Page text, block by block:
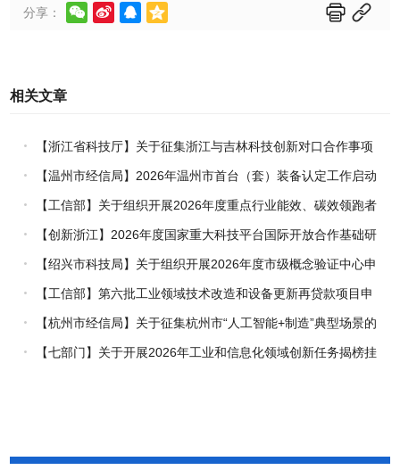
分享：      
相关文章
【浙江省科技厅】关于征集浙江与吉林科技创新对口合作事项
的通知【温州市经信局】2026年温州市首台（套）装备认定工作启动
【工信部】关于组织开展2026年度重点行业能效、碳效领跑者
企业推荐工作的通知
【创新浙江】2026年度国家重大科技平台国际开放合作基础研
究专项（试点）项目指南
【绍兴市科技局】关于组织开展2026年度市级概念验证中心申
报工作的通知
【工信部】第六批工业领域技术改造和设备更新再贷款项目申
报工作启动
【杭州市经信局】关于征集杭州市“人工智能+制造”典型场景的
通知【七部门】关于开展2026年工业和信息化领域创新任务揭榜挂